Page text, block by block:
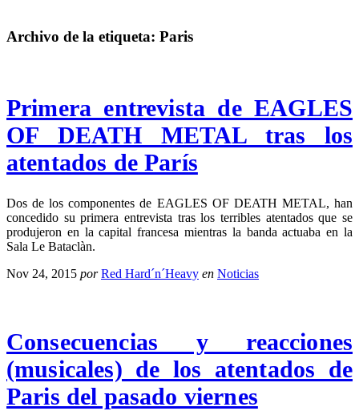
Archivo de la etiqueta: Paris
Primera entrevista de EAGLES
OF DEATH METAL tras los
atentados de París
Dos de los componentes de EAGLES OF DEATH METAL, han
concedido su primera entrevista tras los terribles atentados que se
produjeron en la capital francesa mientras la banda actuaba en la
Sala Le Bataclàn.
Nov 24, 2015 por Red Hard´n´Heavy en Noticias
Consecuencias y reacciones
(musicales) de los atentados de
Paris del pasado viernes